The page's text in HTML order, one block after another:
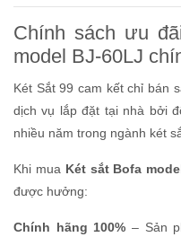
Chính sách ưu
model BJ-60LJ
Két Sắt 99 cam kết chỉ bán
dịch vụ lắp đặt tại nhà bởi
nhiều năm trong ngành két
Khi mua Két sắt Bofa
được hưởng:
Chính hãng 100% – Sản